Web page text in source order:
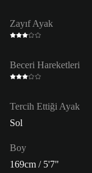
Zayıf Ayak
Beceri Hareketleri
Tercih Ettiği Ayak
Sol
Boy
169cm / 5'7"